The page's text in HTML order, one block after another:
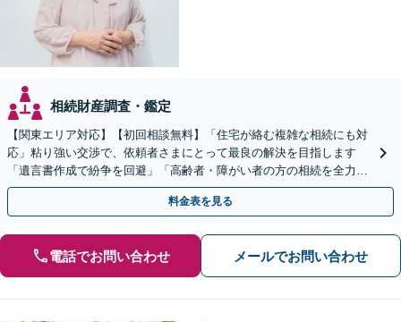
相続財産調査・鑑定
【関東エリア対応】【初回相談無料】「住宅が絡む複雑な相続にも対
応」粘り強い交渉で、依頼者さまにとって最良の解決を目指します
「遺言書作成で紛争を回避」「高齢者・障がい者の方の相続を全力サ
ポート」【全国出張】【完全個室制】【バリアフリー対応】
料金表を見る
電話でお問い合わせ メールでお問い合わせ